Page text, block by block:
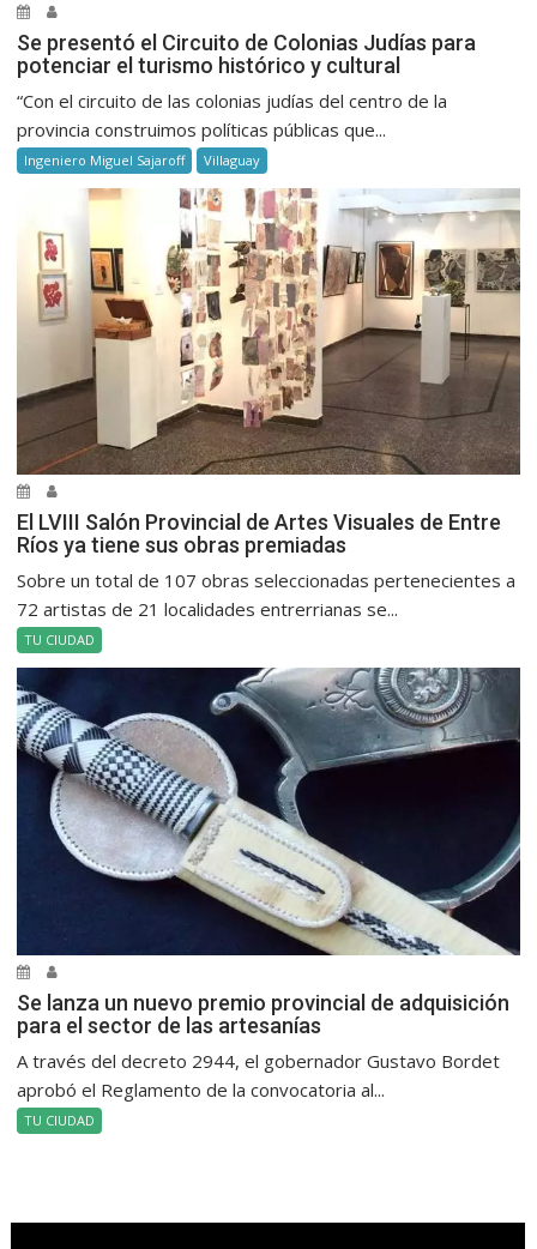
Se presentó el Circuito de Colonias Judías para
potenciar el turismo histórico y cultural
“Con el circuito de las colonias judías del centro de la
provincia construimos políticas públicas que...
Ingeniero Miguel Sajaroff Villaguay
El LVIII Salón Provincial de Artes Visuales de Entre
Ríos ya tiene sus obras premiadas
Sobre un total de 107 obras seleccionadas pertenecientes a
72 artistas de 21 localidades entrerrianas se...
TU CIUDAD
Se lanza un nuevo premio provincial de adquisición
para el sector de las artesanías
A través del decreto 2944, el gobernador Gustavo Bordet
aprobó el Reglamento de la convocatoria al...
TU CIUDAD